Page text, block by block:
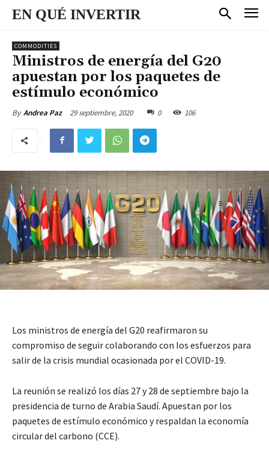
EN QUÉ INVERTIR
COMMODITIES
Ministros de energía del G20
apuestan por los paquetes de
estímulo económico
By Andrea Paz 29 septiembre, 2020 0 106
Los ministros de energía del G20 reafirmaron su
compromiso de seguir colaborando con los esfuerzos para
salir de la crisis mundial ocasionada por el COVID-19.
La reunión se realizó los días 27 y 28 de septiembre bajo la
presidencia de turno de Arabia Saudí. Apuestan por los
paquetes de estímulo económico y respaldan la economía
circular del carbono (CCE).